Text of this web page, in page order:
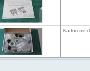
Karton mit